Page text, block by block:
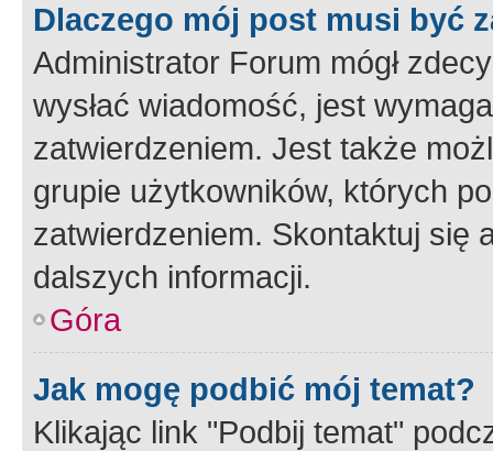
Dlaczego mój post musi być
Administrator Forum mógł
wysłać wiadomość, jest
zatwierdzeniem. Jest także
grupie użytkowników, których
zatwierdzeniem. Skontaktuj się
dalszych informacji.
Góra
Jak mogę podbić mój temat?
Klikając link "Podbij temat"